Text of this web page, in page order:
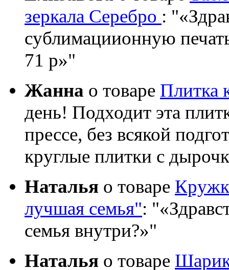
зеркала Серебро :
сублимациионную
71 р»
Жанна о товаре Плитка
день! Подходит эта
прессе, без всякой
круглые плитки с
Наталья о товаре
лучшая семья":
семья внутри?»
Наталья о товаре